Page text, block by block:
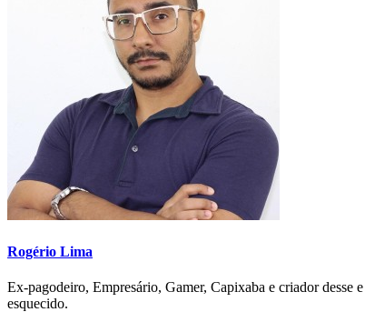
Rogério Lima
Ex-pagodeiro, Empresário, Gamer, Capixaba e criador desse
esquecido.